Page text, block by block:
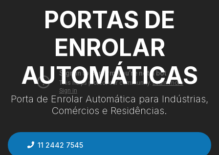
PORTAS DE
ENROLAR
AUTOMÁTICAS
Porta de Enrolar Automática para Indústrias,
Comércios e Residências.
11 2442 7545